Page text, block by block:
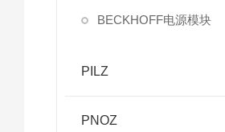
BECKHOFF电源模块
PILZ
PNOZ